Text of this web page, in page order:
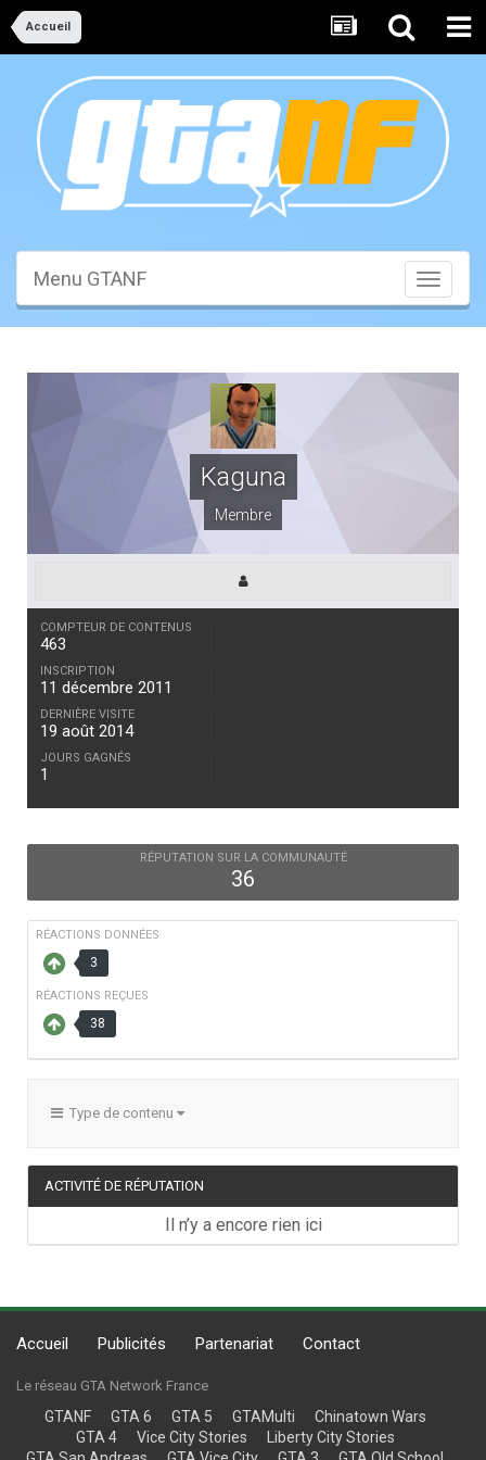
Accueil
Toggle
Menu GTANF
Kaguna
Membre
COMPTEUR DE CONTENUS
463
INSCRIPTION
11 décembre 2011
DERNIÈRE VISITE
19 août 2014
JOURS GAGNÉS
1
RÉPUTATION SUR LA COMMUNAUTÉ
36
RÉACTIONS DONNÉES
3
RÉACTIONS REÇUES
38
Type de contenu
ACTIVITÉ DE RÉPUTATION
Il n’y a encore rien ici
Accueil Publicités Partenariat Contact
Le réseau GTA Network France
GTANF GTA 6 GTA 5 GTAMulti
Chinatown Wars
GTA 4
Vice City Stories
Liberty City Stories